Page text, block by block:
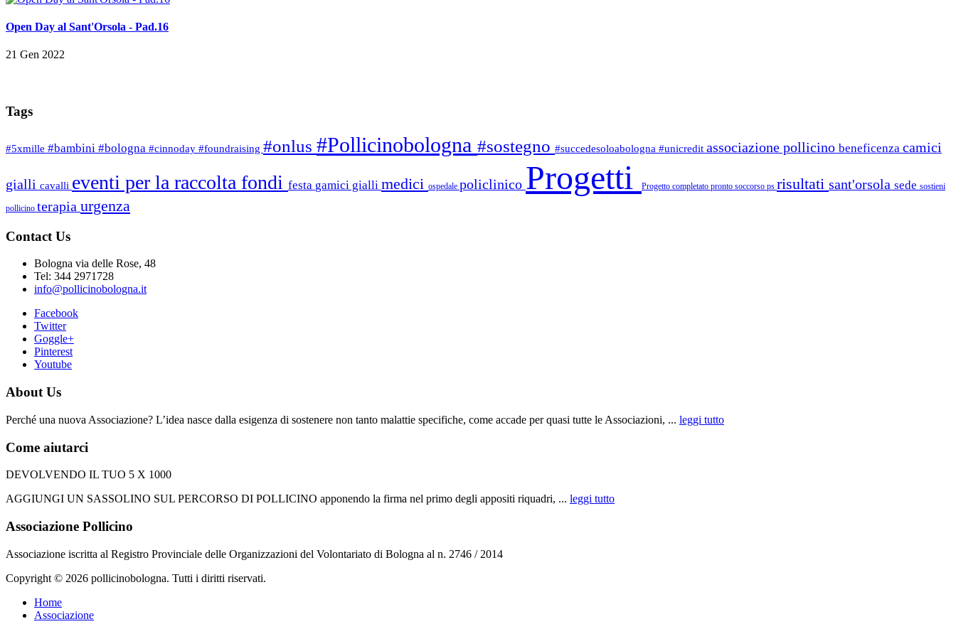
Open Day al Sant'Orsola - Pad.16
21 Gen 2022
Tags
#5xmille #bambini #bologna #cinnoday #foundraising #onlus #Pollicinobologna #sostegno #succedesoloabologna #unicredit associazione pollicino beneficenza camici
gialli cavalli eventi per la raccolta fondi festa gamici gialli medici ospedale policlinico Progetti Progetto completato pronto soccorso ps risultati sant'orsola sede sostieni
pollicino terapia urgenza
Contact Us
Bologna via delle Rose, 48
Tel: 344 2971728
info@pollicinobologna.it
Facebook
Twitter
Goggle+
Pinterest
Youtube
About Us
Perché una nuova Associazione? L’idea nasce dalla esigenza di sostenere non tanto malattie specifiche, come accade per quasi tutte le Associazioni, ... leggi tutto
Come aiutarci
DEVOLVENDO IL TUO 5 X 1000
AGGIUNGI UN SASSOLINO SUL PERCORSO DI POLLICINO apponendo la firma nel primo degli appositi riquadri, ... leggi tutto
Associazione Pollicino
Associazione iscritta al Registro Provinciale delle Organizzazioni del Volontariato di Bologna al n. 2746 / 2014
Copyright © 2026 pollicinobologna. Tutti i diritti riservati.
Home
Associazione